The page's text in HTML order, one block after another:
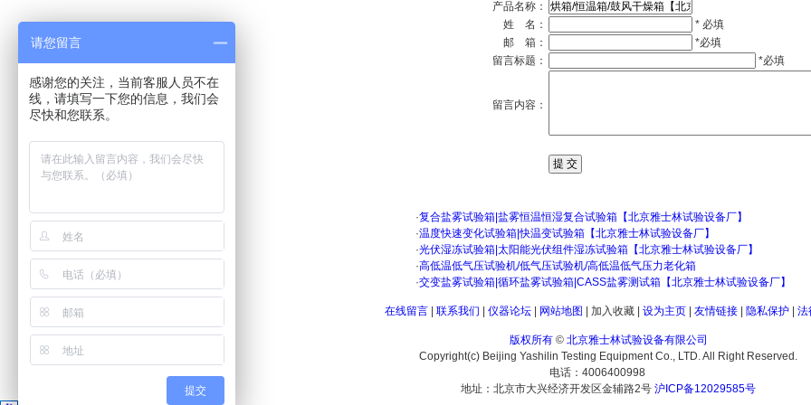
产品名称：
姓 名：
* 必填
邮 箱：
*必填
留言标题：
*必填
留言内容：
·复合盐雾试验箱|盐雾恒温恒湿复合试验箱【北京雅士林试验设备厂】
·温度快速变化试验箱|快温变试验箱【北京雅士林试验设备厂】
·光伏湿冻试验箱|太阳能光伏组件湿冻试验箱【北京雅士林试验设备厂】
·高低温低气压试验机/低气压试验机/高低温低气压力老化箱
·交变盐雾试验箱|循环盐雾试验箱|CASS盐雾测试箱【北京雅士林试验设备厂】
在线留言| 联系我们 仪器论坛| 网站地图 加入收藏| 设为主页| 友情链接| 隐私保护| 法
版权所有© 北京雅士林试验设备有限公司
Copyright(c) Beijing Yashilin Testing Equipment Co., LTD. All Right Reserved.
电话：4006400998
地址：北京市大兴经济开发区金辅路2号 沪ICP备12029585号
请您留言
感谢您的关注，当前客服人员不在
线，请填写一下您的信息，我们会
尽快和您联系。
提交